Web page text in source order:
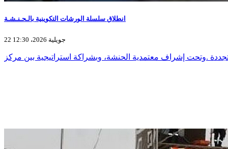
انطلاق سلسلة الورشات التكوينية بالـحـنـشـة
22 جويلية 2026، 12:30